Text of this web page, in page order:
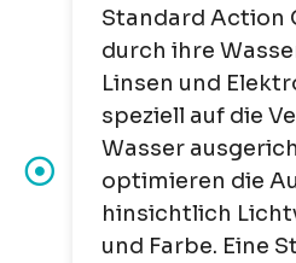
Standard Action
durch ihre
Linsen und
speziell auf die
Wasser
optimieren die
hinsichtlich
und Farbe. Eine